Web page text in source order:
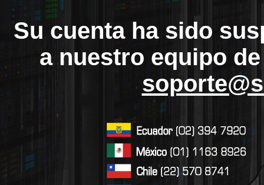
Su cuenta ha sido
a nuestro equipo